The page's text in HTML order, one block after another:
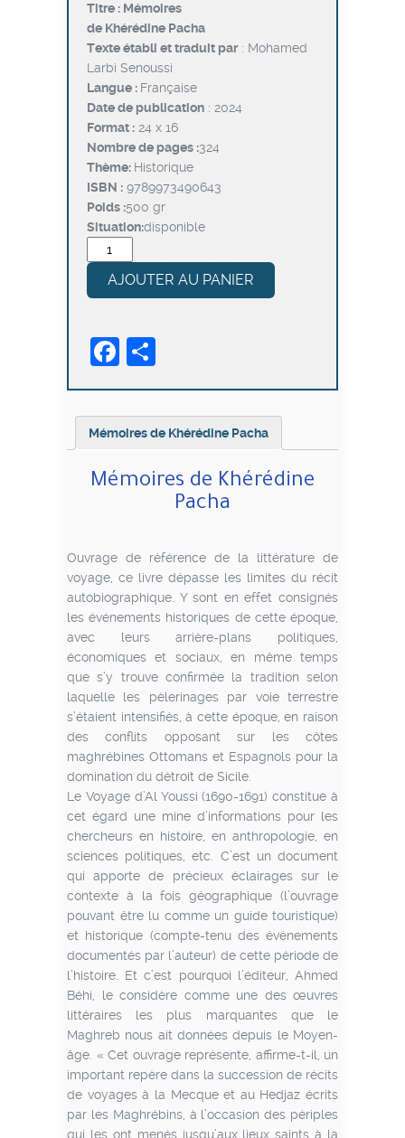
initial
était :
د.ت28,000.
د.ت22,400.
Titre : Mémoires
de Khérédine Pacha
Texte établi et traduit par: Mohamed
Larbi Senoussi
Langue : Française
Date de publication : 2024
Format : 24 x 16
Nombre de pages :324
Thème: Historique
ISBN : 9789973490643
Poids :500 gr
Situation:disponible
quantité
de
Mémoires
Pacha
AJOUTER AU PANIER
Facebook
Mémoires de Khérédine Pacha
Mémoires de Khérédine
Pacha
Ouvrage de référence de la littérature de
voyage, ce livre dépasse les limites du récit
autobiographique. Y sont en effet consignés
les événements historiques de cette époque,
avec leurs arrière-plans politiques,
économiques et sociaux, en même temps
que s’y trouve confirmée la tradition selon
laquelle les pèlerinages par voie terrestre
s’étaient intensifiés, à cette époque, en raison
des conflits opposant sur les côtes
maghrébines Ottomans et Espagnols pour la
domination du détroit de Sicile.
Le Voyage d’Al Youssi (1690-1691) constitue à
cet égard une mine d’informations pour les
chercheurs en histoire, en anthropologie, en
sciences politiques, etc. C’est un document
qui apporte de précieux éclairages sur le
contexte à la fois géographique (l’ouvrage
pouvant être lu comme un guide touristique)
et historique (compte-tenu des événements
documentés par l’auteur) de cette période de
l’histoire. Et c’est pourquoi l’éditeur, Ahmed
Béhi, le considère comme une des œuvres
littéraires les plus marquantes que le
Maghreb nous ait données depuis le Moyen-
âge. « Cet ouvrage représente, affirme-t-il, un
important repère dans la succession de récits
de voyages à la Mecque et au Hedjaz écrits
par les Maghrébins, à l’occasion des périples
qui les ont menés jusqu’aux lieux saints à la